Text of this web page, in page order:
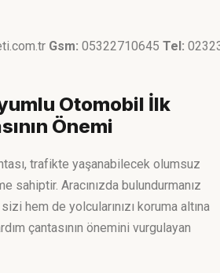
Gsm: 05322710645 Tel:
Otomobil İlk
Önemi
trafikte yaşanabilecek olumsuz
sahiptir. Aracınızda bulundurmanız
hem de yolcularınızı koruma altına
çantasının önemini vurgulayan